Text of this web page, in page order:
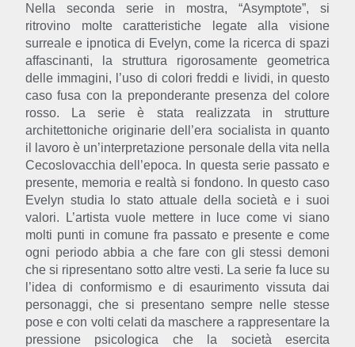
Nella seconda serie in mostra, “Asymptote”, si
ritrovino molte caratteristiche legate alla visione
surreale e ipnotica di Evelyn, come la ricerca di spazi
affascinanti, la struttura rigorosamente geometrica
delle immagini, l’uso di colori freddi e lividi, in questo
caso fusa con la preponderante presenza del colore
rosso. La serie è stata realizzata in strutture
architettoniche originarie dell’era socialista in quanto
il lavoro è un’interpretazione personale della vita nella
Cecoslovacchia dell’epoca. In questa serie passato e
presente, memoria e realtà si fondono. In questo caso
Evelyn studia lo stato attuale della società e i suoi
valori. L’artista vuole mettere in luce come vi siano
molti punti in comune fra passato e presente e come
ogni periodo abbia a che fare con gli stessi demoni
che si ripresentano sotto altre vesti. La serie fa luce su
l’idea di conformismo e di esaurimento vissuta dai
personaggi, che si presentano sempre nelle stesse
pose e con volti celati da maschere a rappresentare la
pressione psicologica che la società esercita